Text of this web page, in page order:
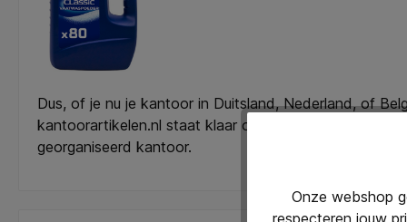
Dus, of je nu je kantoor in Duitsland, Nederland, of
kantoorartikelen.nl staat klaar om aan al je
georganiseerd kantoor.
Onze webshop
respecteren jouw